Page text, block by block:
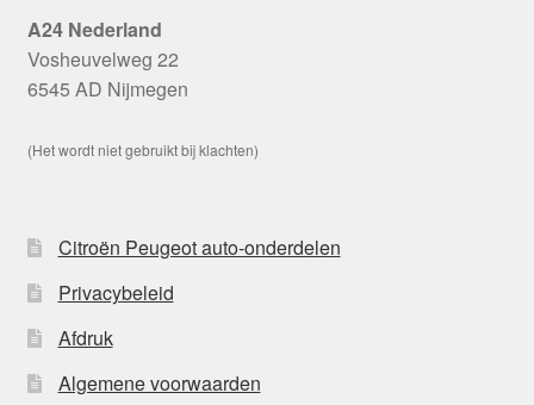
A24 Nederland
Vosheuvelweg 22
6545 AD Nijmegen
(Het wordt niet gebruikt bij klachten)
Citroën Peugeot auto-onderdelen
Privacybeleid
Afdruk
Algemene voorwaarden